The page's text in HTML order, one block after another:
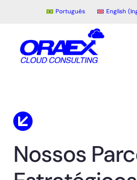
Português English (
Nossos